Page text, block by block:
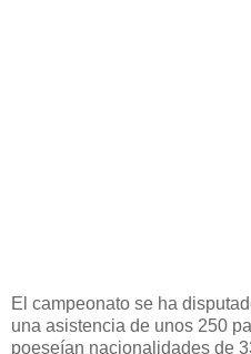
El campeonato se ha
una asistencia de unos 250
poeseían nacionalidades de